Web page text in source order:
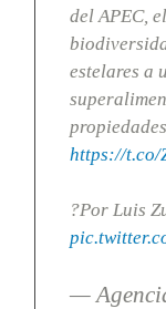
del APEC,
estelares a
https://
?Por Luis
—